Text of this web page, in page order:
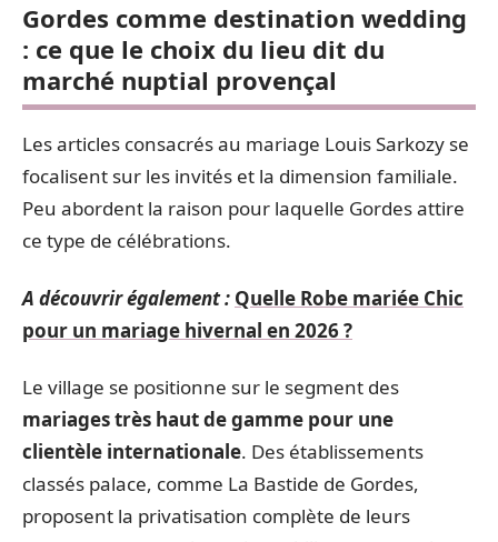
Gordes comme destination wedding
: ce que le choix du lieu dit du
marché nuptial provençal
Les articles consacrés au mariage Louis Sarkozy se
focalisent sur les invités et la dimension familiale.
Peu abordent la raison pour laquelle Gordes attire
ce type de célébrations.
A découvrir également : Quelle Robe mariée Chic
pour un mariage hivernal en 2026 ?
Le village se positionne sur le segment des
mariages très haut de gamme pour une
clientèle internationale. Des établissements
classés palace, comme La Bastide de Gordes,
proposent la privatisation complète de leurs